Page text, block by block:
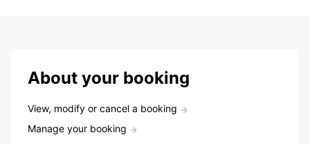
About your booking
View, modify or cancel a booking
Manage your booking